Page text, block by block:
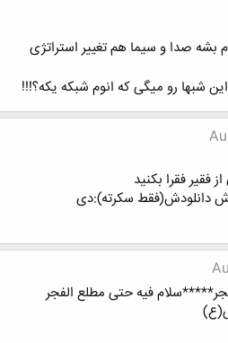
بشه صدا و سیما هم تغییر استراتژی
شبها رو میگی که انوم شبکه یکه؟!!!
فقرا بکنید
دانلودش(فقط سکرته):دی
فیه حتی مطلع الفجر